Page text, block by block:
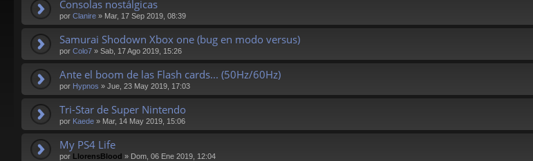
Consolas nostálgicas
por Clanire » Mar, 17 Sep 2019, 08:39
Samurai Shodown Xbox one (bug en modo versus)
por Colo7 » Sab, 17 Ago 2019, 15:26
Ante el boom de las Flash cards... (50Hz/60Hz)
por Hypnos » Jue, 23 May 2019, 17:03
Tri-Star de Super Nintendo
por Kaede » Mar, 14 May 2019, 15:06
My PS4 Life
por LlorensBlood » Dom, 06 Ene 2019, 12:04